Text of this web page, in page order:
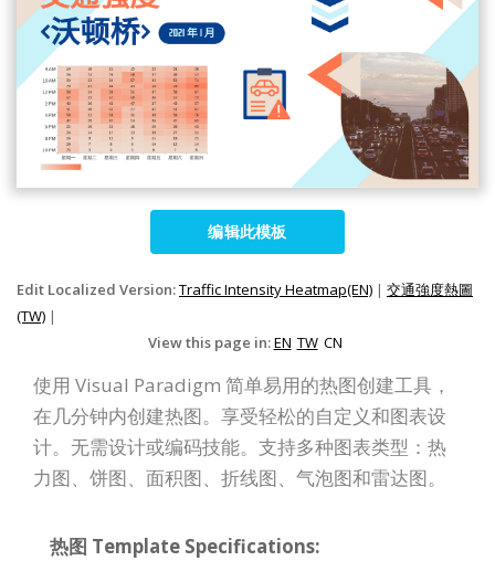
编辑此模板
Edit Localized Version:Traffic Intensity Heatmap(EN) | 交通強度熱圖
(TW) |
View this page in:EN TW CN
使用 Visual Paradigm 简单易用的热图创建工具，
在几分钟内创建热图。享受轻松的自定义和图表设
计。无需设计或编码技能。支持多种图表类型：热
力图、饼图、面积图、折线图、气泡图和雷达图。
热图 Template Specifications: